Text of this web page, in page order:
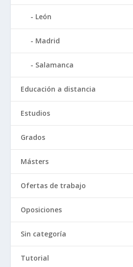
León
Madrid
Salamanca
Educación a distancia
Estudios
Grados
Másters
Ofertas de trabajo
Oposiciones
Sin categoría
Tutorial